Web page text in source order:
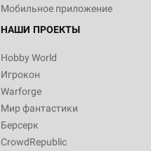
Мобильное приложение
НАШИ ПРОЕКТЫ
Hobby World
Игрокон
Warforge
Мир фантастики
Берсерк
CrowdRepublic